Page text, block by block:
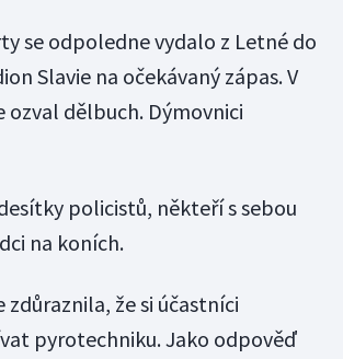
se odpoledne vydalo z Letné do
Slavie na očekávaný zápas. V
dělbuch. Dýmovnici
policistů, někteří s sebou
na koních.
že si účastníci
pyrotechniku. Jako odpověď